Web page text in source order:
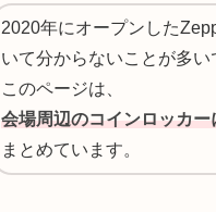
2020年にオープンした
いて分からないことが多い
このページは、
会場周辺のコインロッカー
まとめています。